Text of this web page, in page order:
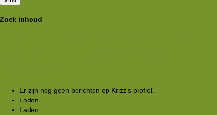
Zoek inhoud
Er zijn nog geen berichten op Krizz's profiel.
Laden…
Laden…